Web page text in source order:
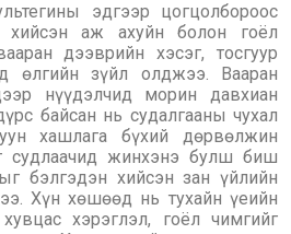
эдгээр цогцолбороос
аж ахуйн болон гоёл
дээврийн хэсэг, тосгуур
өлгийн зүйл олджээ. Вааран
нүүдэлчид морин давхиан
байсан нь судалгааны чухал
хашлага бүхий дөрвөлжин
жинхэнэ булш биш
бэлгэдэн хийсэн зан үйлийн
Хүн хөшөөд нь тухайн үеийн
хэрэглэл, гоёл чимгийг